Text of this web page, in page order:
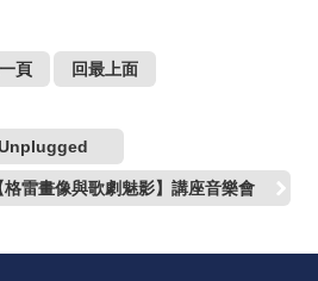
頁 回最上面
格雷畫像與歌劇魅影】講座音樂會